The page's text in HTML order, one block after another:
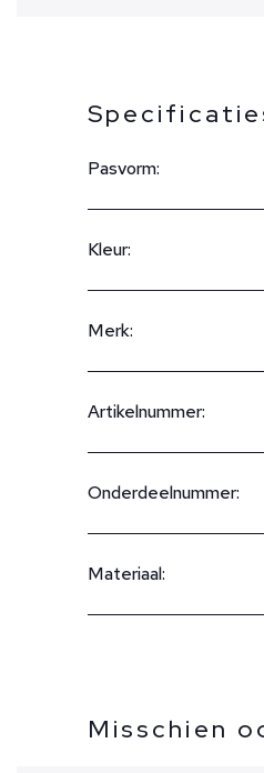
Pasvorm:
Kleur:
Merk:
Artikelnummer:
Onderdeelnummer:
Materiaal:
Misschien